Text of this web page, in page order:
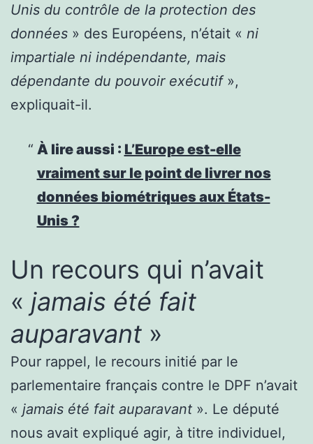
Unis du contrôle de la protection des
données » des Européens, n’était « ni
impartiale ni indépendante, mais
dépendante du pouvoir exécutif»,
expliquait-il.
À lire aussi : L’Europe est-elle
vraiment sur le point de livrer nos
données biométriques aux États-
Unis ?
Un recours qui n’avait
« jamais été fait
auparavant »
Pour rappel, le recours initié par le
parlementaire français contre le DPF n’avait
« jamais été fait auparavant ». Le député
nous avait expliqué agir, à titre individuel,